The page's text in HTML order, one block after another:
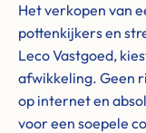
Het verkopen van
pottenkijkers en
Leco Vastgoed,
afwikkeling. Geen
op internet en
voor een soepele